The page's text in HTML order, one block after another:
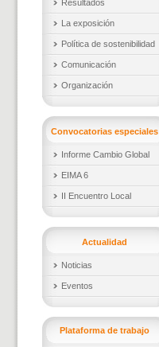
Resultados
La exposición
Política de sostenibilidad
Comunicación
Organización
Convocatorias especiales
Informe Cambio Global
EIMA 6
II Encuentro Local
Actualidad
Noticias
Eventos
Plataforma de trabajo